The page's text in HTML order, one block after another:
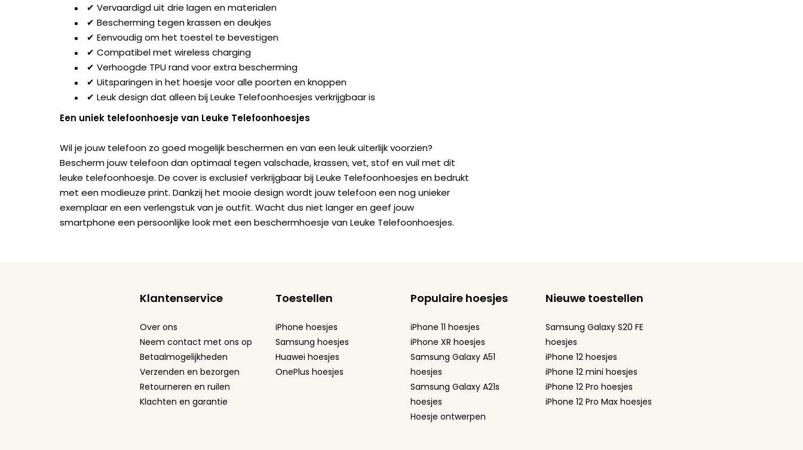
✔ Vervaardigd uit drie lagen en materialen
✔ Bescherming tegen krassen en deukjes
✔ Eenvoudig om het toestel te bevestigen
✔ Compatibel met wireless charging
✔ Verhoogde TPU rand voor extra bescherming
✔ Uitsparingen in het hoesje voor alle poorten en knoppen
✔ Leuk design dat alleen bij Leuke Telefoonhoesjes verkrijgbaar is
Een uniek telefoonhoesje van Leuke Telefoonhoesjes
Wil je jouw telefoon zo goed mogelijk beschermen en van een leuk uiterlijk voorzien?
Bescherm jouw telefoon dan optimaal tegen valschade, krassen, vet, stof en vuil met dit
leuke telefoonhoesje. De cover is exclusief verkrijgbaar bij Leuke Telefoonhoesjes en bedrukt
met een modieuze print. Dankzij het mooie design wordt jouw telefoon een nog unieker
exemplaar en een verlengstuk van je outfit. Wacht dus niet langer en geef jouw
smartphone een persoonlijke look met een beschermhoesje van Leuke Telefoonhoesjes.
Klantenservice
Over ons
Neem contact met ons op
Betaalmogelijkheden
Verzenden en bezorgen
Retourneren en ruilen
Klachten en garantie
Toestellen
iPhone hoesjes
Samsung hoesjes
Huawei hoesjes
OnePlus hoesjes
Populaire hoesjes
iPhone 11 hoesjes
iPhone XR hoesjes
Samsung Galaxy A51
hoesjes
Samsung Galaxy A21s
hoesjes
Hoesje ontwerpen
Nieuwe toestellen
Samsung Galaxy S20 FE
hoesjes
iPhone 12 hoesjes
iPhone 12 mini hoesjes
iPhone 12 Pro hoesjes
iPhone 12 Pro Max hoesjes